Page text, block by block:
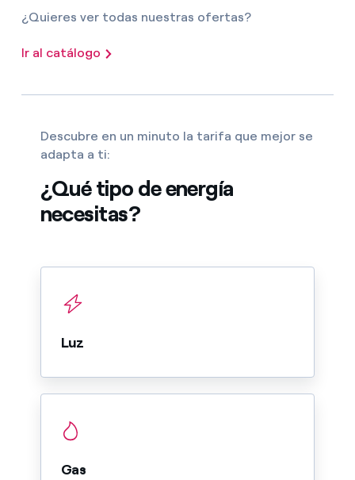
¿Quieres ver todas nuestras ofertas?
Ir al catálogo
Descubre en un minuto la tarifa que mejor se
adapta a ti:
¿Qué tipo de energía
necesitas?
Luz
Gas